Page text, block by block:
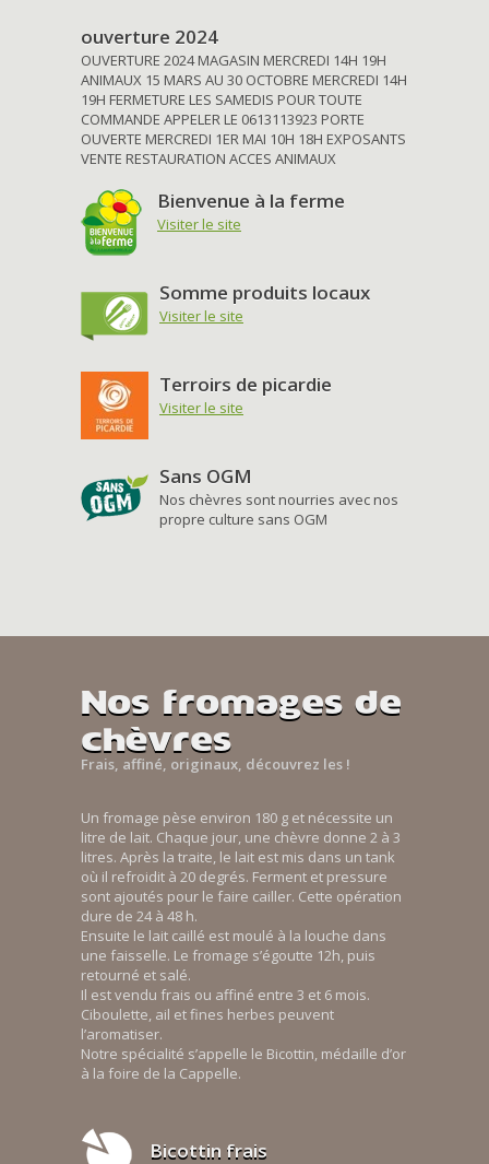
ouverture 2024
OUVERTURE 2024 MAGASIN MERCREDI 14H 19H
ANIMAUX 15 MARS AU 30 OCTOBRE MERCREDI 14H
19H FERMETURE LES SAMEDIS POUR TOUTE
COMMANDE APPELER LE 0613113923 PORTE
OUVERTE MERCREDI 1ER MAI 10H 18H EXPOSANTS
VENTE RESTAURATION ACCES ANIMAUX
Bienvenue à la ferme
Visiter le site
Somme produits locaux
Visiter le site
Terroirs de picardie
Visiter le site
Sans OGM
Nos chèvres sont nourries avec nos
propre culture sans OGM
Nos fromages de
chèvres
Frais, affiné, originaux, découvrez les !
Un fromage pèse environ 180 g et nécessite un
litre de lait. Chaque jour, une chèvre donne 2 à 3
litres. Après la traite, le lait est mis dans un tank
où il refroidit à 20 degrés. Ferment et pressure
sont ajoutés pour le faire cailler. Cette opération
dure de 24 à 48 h.
Ensuite le lait caillé est moulé à la louche dans
une faisselle. Le fromage s’égoutte 12h, puis
retourné et salé.
Il est vendu frais ou affiné entre 3 et 6 mois.
Ciboulette, ail et fines herbes peuvent
l’aromatiser.
Notre spécialité s’appelle le Bicottin, médaille d’or
à la foire de la Cappelle.
Bicottin frais